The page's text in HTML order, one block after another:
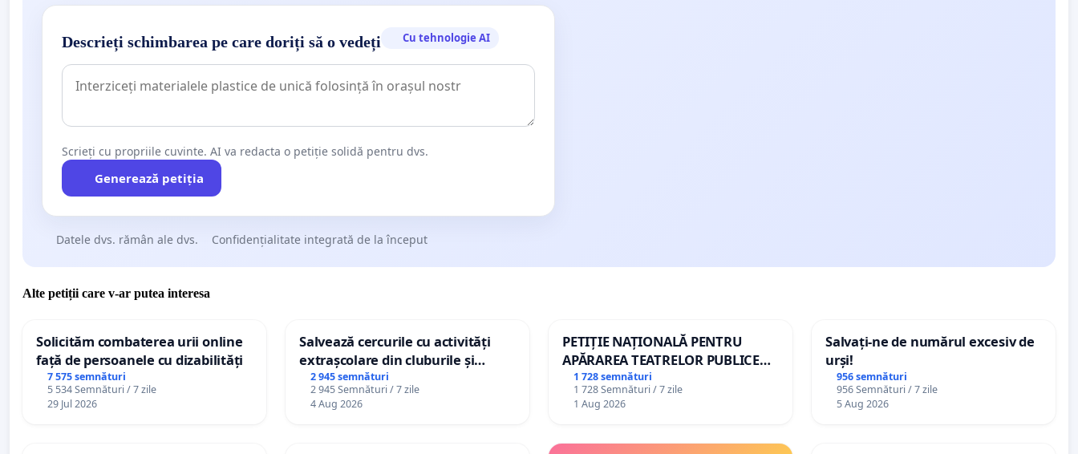
Descrieți schimbarea pe care doriți să o vedeți Cu tehnologie AI
Scrieți cu propriile cuvinte. AI va redacta o petiție solidă pentru dvs.
Generează petiția
Datele dvs. rămân ale dvs. Confidențialitate integrată de la început
Alte petiții care v-ar putea interesa
Solicităm combaterea urii online
față de persoanele cu dizabilități
7 575 semnături
5 534 Semnături / 7 zile
29 Jul 2026
Salvează cercurile cu activități
extrașcolare din cluburile și
palatele copiilor
2 945 semnături
2 945 Semnături / 7 zile
4 Aug 2026
PETIȚIE NAȚIONALĂ PENTRU
APĂRAREA TEATRELOR PUBLICE
DE REPERTORIU DIN ROMÂNIA
1 728 semnături
1 728 Semnături / 7 zile
1 Aug 2026
Salvați-ne de numărul excesiv de
urși!
956 semnături
956 Semnături / 7 zile
5 Aug 2026